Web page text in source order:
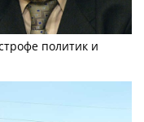
политик и